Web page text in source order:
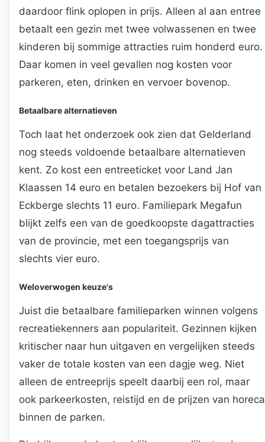
daardoor flink oplopen in prijs. Alleen al aan entree
betaalt een gezin met twee volwassenen en twee
kinderen bij sommige attracties ruim honderd euro.
Daar komen in veel gevallen nog kosten voor
parkeren, eten, drinken en vervoer bovenop.
Betaalbare alternatieven
Toch laat het onderzoek ook zien dat Gelderland
nog steeds voldoende betaalbare alternatieven
kent. Zo kost een entreeticket voor Land Jan
Klaassen 14 euro en betalen bezoekers bij Hof van
Eckberge slechts 11 euro. Familiepark Megafun
blijkt zelfs een van de goedkoopste dagattracties
van de provincie, met een toegangsprijs van
slechts vier euro.
Weloverwogen keuze's
Juist die betaalbare familieparken winnen volgens
recreatiekenners aan populariteit. Gezinnen kijken
kritischer naar hun uitgaven en vergelijken steeds
vaker de totale kosten van een dagje weg. Niet
alleen de entreeprijs speelt daarbij een rol, maar
ook parkeerkosten, reistijd en de prijzen van horeca
binnen de parken.